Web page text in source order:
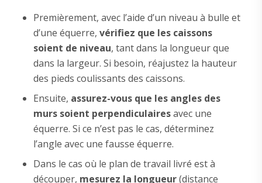
Premièrement, avec l’aide d’un niveau à bulle et
d’une équerre, vérifiez que les caissons
soient de niveau, tant dans la longueur que
dans la largeur. Si besoin, réajustez la hauteur
des pieds coulissants des caissons.
Ensuite, assurez-vous que les angles des
murs soient perpendiculairesavec une
équerre. Si ce n’est pas le cas, déterminez
l’angle avec une fausse équerre.
Dans le cas où le plan de travail livré est à
découper, mesurez la longueur(distance